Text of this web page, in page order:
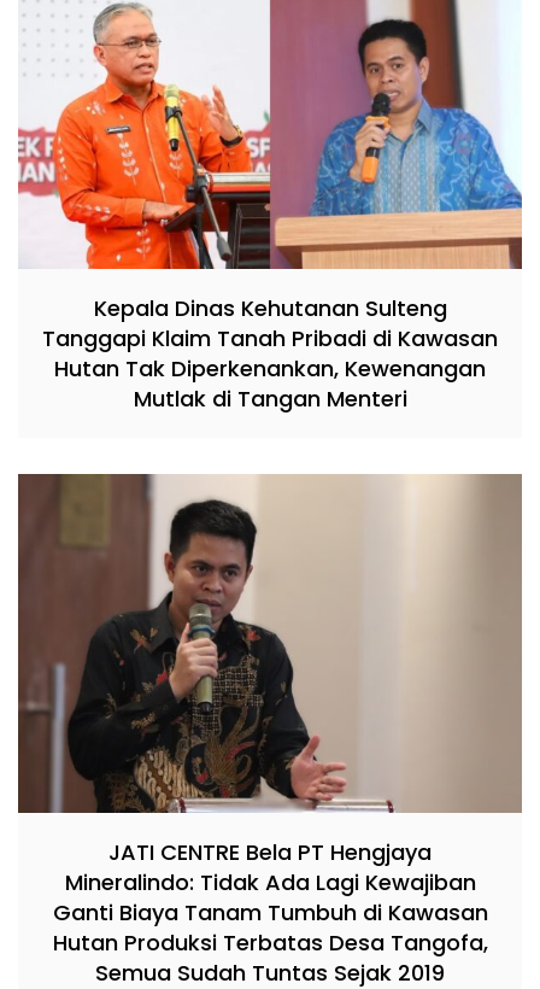
Kepala Dinas Kehutanan Sulteng
Tanggapi Klaim Tanah Pribadi di Kawasan
Hutan Tak Diperkenankan, Kewenangan
Mutlak di Tangan Menteri
JATI CENTRE Bela PT Hengjaya
Mineralindo: Tidak Ada Lagi Kewajiban
Ganti Biaya Tanam Tumbuh di Kawasan
Hutan Produksi Terbatas Desa Tangofa,
Semua Sudah Tuntas Sejak 2019